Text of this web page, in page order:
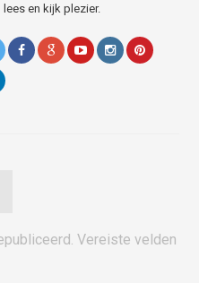
lees en kijk plezier.
Vereiste velden